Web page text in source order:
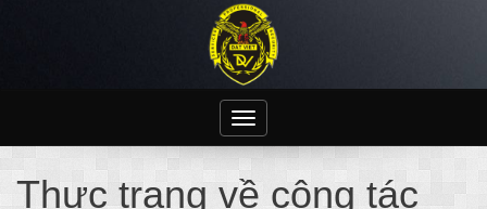
Toggle
navigation
Thực trạng về công tác